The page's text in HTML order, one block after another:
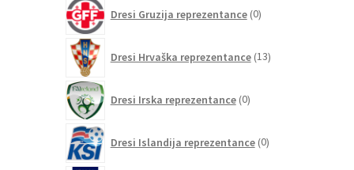
Dresi Gruzija reprezentance 0izdelkov
Dresi Hrvaška reprezentance 13izdelkov
Dresi Irska reprezentance 0izdelkov
Dresi Islandija reprezentance 0izdelkov